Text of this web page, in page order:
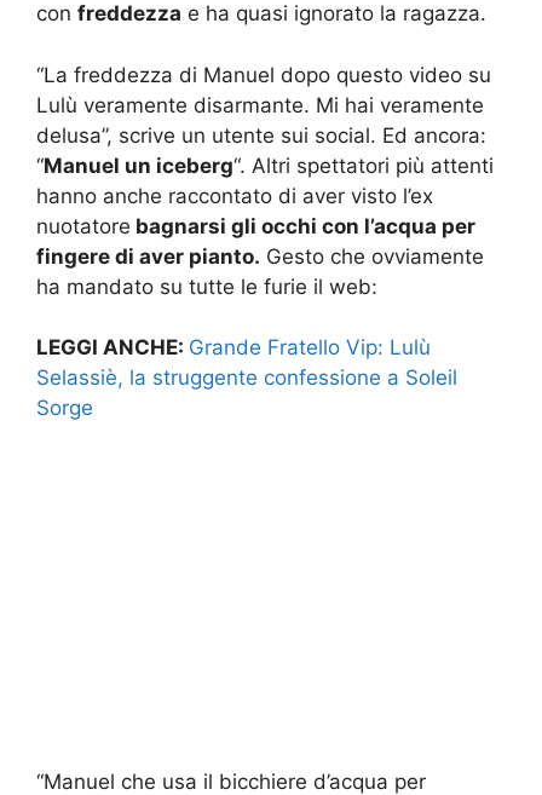
con freddezza e ha quasi ignorato la ragazza.
“La freddezza di Manuel dopo questo video su
Lulù veramente disarmante. Mi hai veramente
delusa”, scrive un utente sui social. Ed ancora:
“Manuel un iceberg“. Altri spettatori più attenti
hanno anche raccontato di aver visto l’ex
nuotatore bagnarsi gli occhi con l’acqua per
fingere di aver pianto. Gesto che ovviamente
ha mandato su tutte le furie il web:
LEGGI ANCHE: Grande Fratello Vip: Lulù
Selassiè, la struggente confessione a Soleil
Sorge
“Manuel che usa il bicchiere d’acqua per